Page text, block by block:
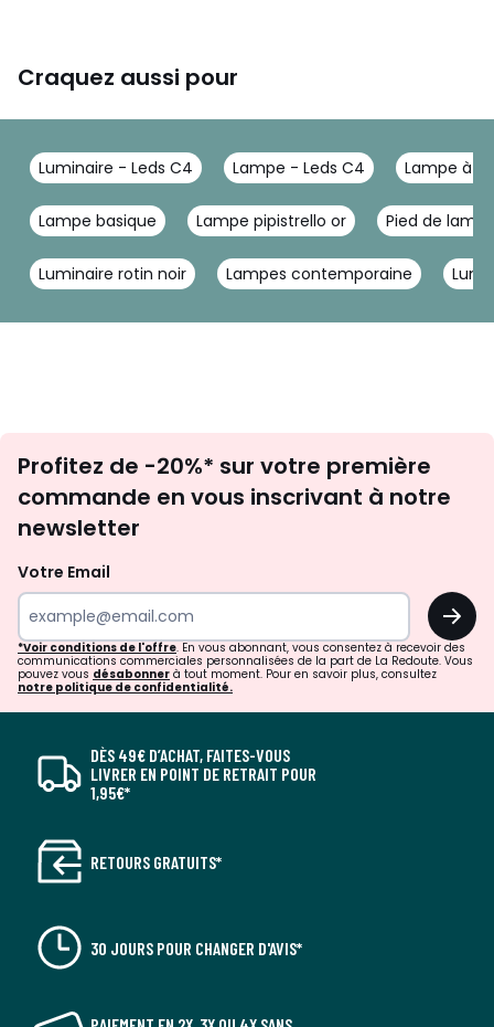
Craquez aussi pour
Luminaire - Leds C4 Lampe - Leds C4 Lampe à
Lampe basique Lampe pipistrello or Pied de
Luminaire rotin noir Lampes contemporaine
newsletter
Profitez de -20%* sur votre première
commande en vous inscrivant à notre
newsletter
Votre Email
OK
*Voir conditions de l'offre. En vous abonnant, vous consentez à recevoir des
communications commerciales personnalisées de la part de La Redoute. Vous
pouvez vous désabonner à tout moment. Pour en savoir plus, consultez
notre politique de confidentialité.
DÈS 49€ D’ACHAT, FAITES-VOUS
LIVRER EN POINT DE RETRAIT POUR
1,95€*
RETOURS GRATUITS*
30 JOURS POUR CHANGER D'AVIS*